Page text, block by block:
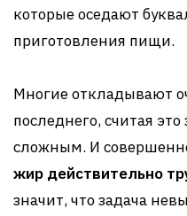
которые оседают
приготовления пищи.
Многие откладывают
последнего, считая
сложным. И
жир действительно
значит, что задача